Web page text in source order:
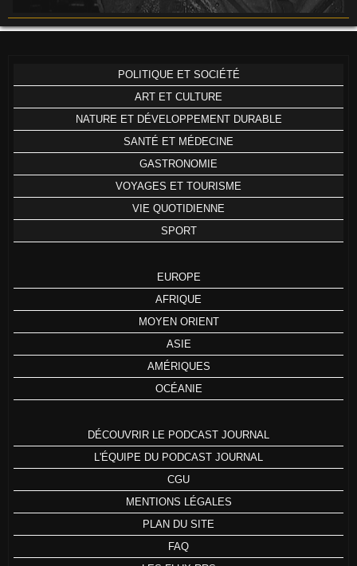
POLITIQUE ET SOCIÉTÉ
ART ET CULTURE
NATURE ET DÉVELOPPEMENT DURABLE
SANTÉ ET MÉDECINE
GASTRONOMIE
VOYAGES ET TOURISME
VIE QUOTIDIENNE
SPORT
EUROPE
AFRIQUE
MOYEN ORIENT
ASIE
AMÉRIQUES
OCÉANIE
DÉCOUVRIR LE PODCAST JOURNAL
L'ÉQUIPE DU PODCAST JOURNAL
CGU
MENTIONS LÉGALES
PLAN DU SITE
FAQ